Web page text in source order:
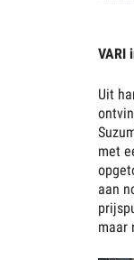
VARI
Uit
met
aan
maar